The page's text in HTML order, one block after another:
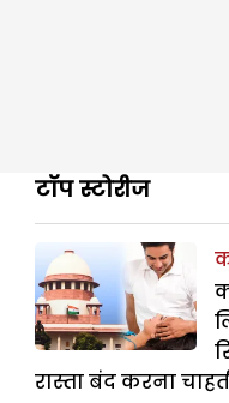
टॉप स्टोरीज
रास्ता बंद करना